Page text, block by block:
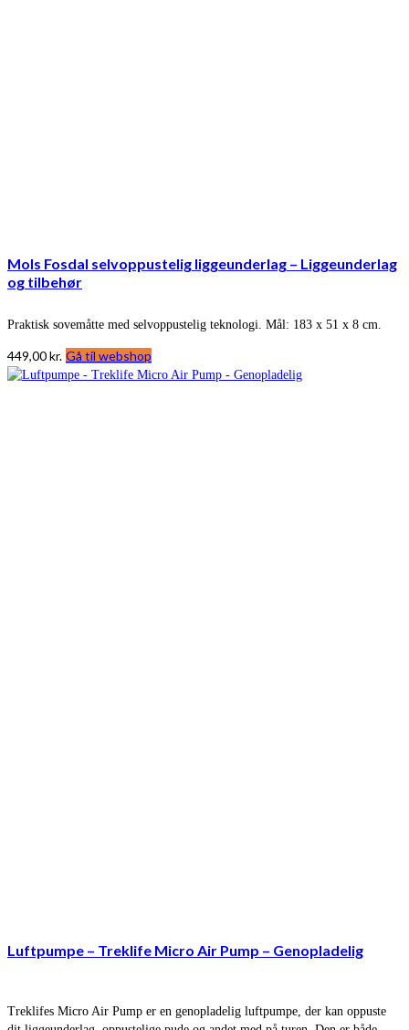
Mols Fosdal selvoppustelig liggeunderlag – Liggeunderlag
og tilbehør
Praktisk sovemåtte med selvoppustelig teknologi. Mål: 183 x 51 x 8 cm.
449,00kr. Gå til webshop
Luftpumpe – Treklife Micro Air Pump – Genopladelig
Treklifes Micro Air Pump er en genopladelig luftpumpe, der kan oppuste